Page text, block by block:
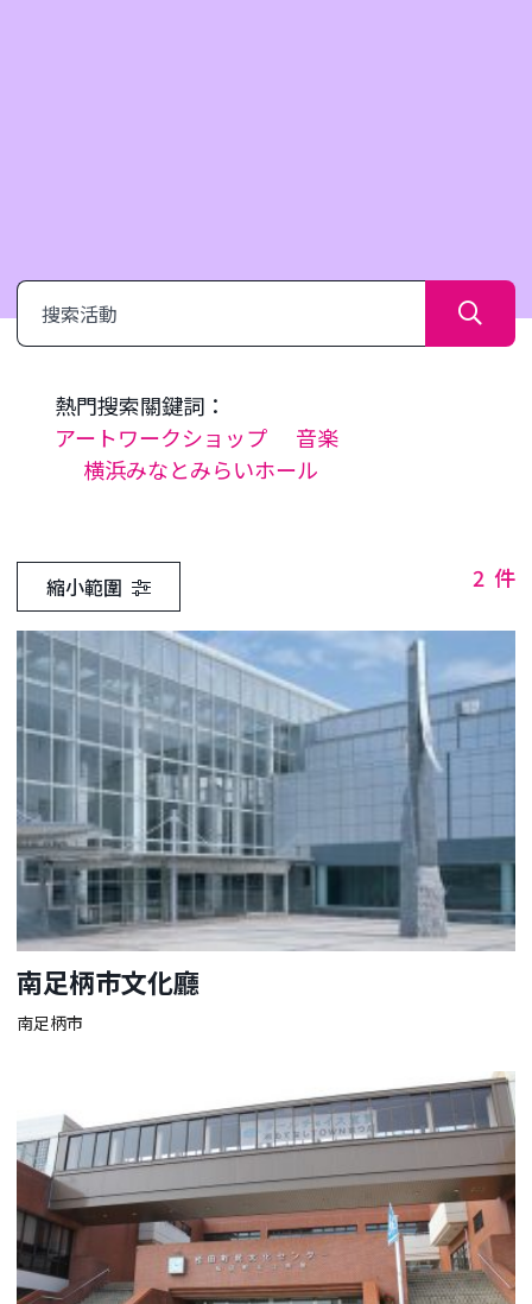
搜
索
熱門搜索關鍵詞：
アートワークショップ
音楽
横浜みなとみらいホール
縮小範圍 2 件
南足柄市文化廳
南足柄市